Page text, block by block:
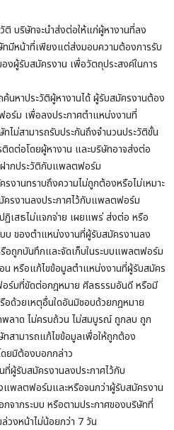
ติ บริษัทจะนำส่งต่อให้แก่ผู้หางานที่ลง
มีหน้าที่เพียงแต่ส่งมอบความต้องการรับ
งผู้รับสมัครงาน เพื่อวัตถุประสงค์ในการ
นหาประวัติผู้หางานได้ ผู้รับสมัครงานต้อง
ร์ม เพื่อลงประกาศตำแหน่งงานที่
ไม่สามารถรับประกันถึงจำนวนประวัติขั้น
ดต่อโดยผู้หางาน และบริษัทอาจส่งต่อ
ากประวัติกับแพลตฟอร์ม
งานทราบถึงความไม่ถูกต้องหรือไม่เหมาะ
รงานลงประกาศไว้กับแพลตฟอร์ม
ฏิเสธไม่แจกจ่าย เผยแพร่ ส่งต่อ หรือ
บ ของตำแหน่งงานที่ผู้รับสมัครงานลง
อถูกบันทึกและจัดเก็บในระบบแพลตฟอร์ม
น หรือแก้ไขข้อมูลตำแหน่งงานที่ผู้รับสมัคร
ร์มที่ขัดต่อกฎหมาย ศีลธรรมอันดี หรือมี
อด้วยเหตุอื่นใดอันมิชอบด้วยกฎหมาย
ลาด ไม่ครบถ้วน ไม่สมบูรณ์ ถูกลบ ถูก
สามารถแก้ไขข้อมูลเพื่อให้ถูกต้อง
ยมิต้องบอกกล่าว
ผู้รับสมัครงานลงประกาศไว้กับ
พลตฟอร์มและหรือจนกว่าผู้รับสมัครงาน
จากระบบ หรือตามประกาศของบริษัทที่
วงหน้าไม่น้อยกว่า 7 วัน